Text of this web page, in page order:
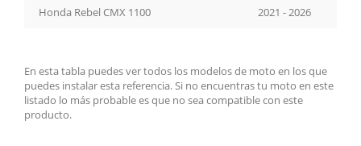
Honda Rebel CMX 1100 2021 - 2026
En esta tabla puedes ver todos los modelos de moto en los que
puedes instalar esta referencia. Si no encuentras tu moto en este
listado lo más probable es que no sea compatible con este
producto.